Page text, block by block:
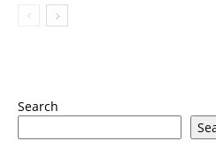
Search